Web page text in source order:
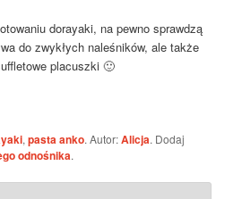
dorayaki, na pewno sprawdzą
do zwykłych naleśników, ale także
placuszki 🙂
,pasta anko. Autor:Alicja. Dodaj
odnośnika.